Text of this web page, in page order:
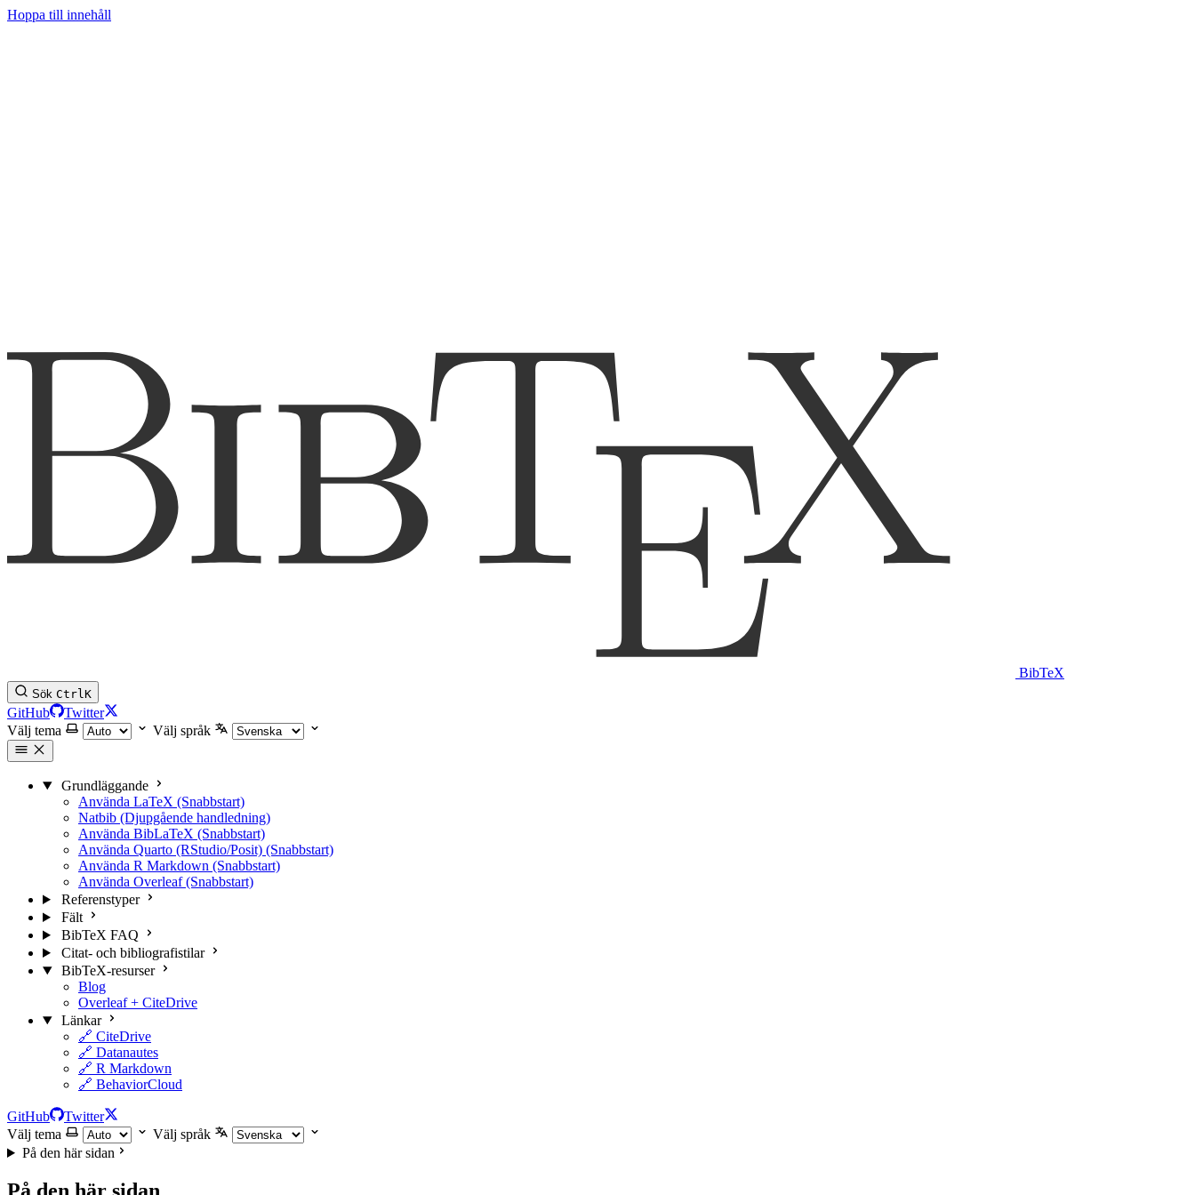
Hoppa till innehåll
BibTeX
Sök CtrlK
GitHub
Twitter
Välj tema
Välj språk
Grundläggande
Använda LaTeX (Snabbstart)
Natbib (Djupgående handledning)
Använda BibLaTeX (Snabbstart)
Använda Quarto (RStudio/Posit) (Snabbstart)
Använda R Markdown (Snabbstart)
Använda Overleaf (Snabbstart)
Referenstyper
Fält
BibTeX FAQ
Citat- och bibliografistilar
BibTeX-resurser
Blog
Overleaf + CiteDrive
Länkar
🔗 CiteDrive
🔗 Datanautes
🔗 R Markdown
🔗 BehaviorCloud
GitHub
Twitter
Välj tema
Välj språk
På den här sidan